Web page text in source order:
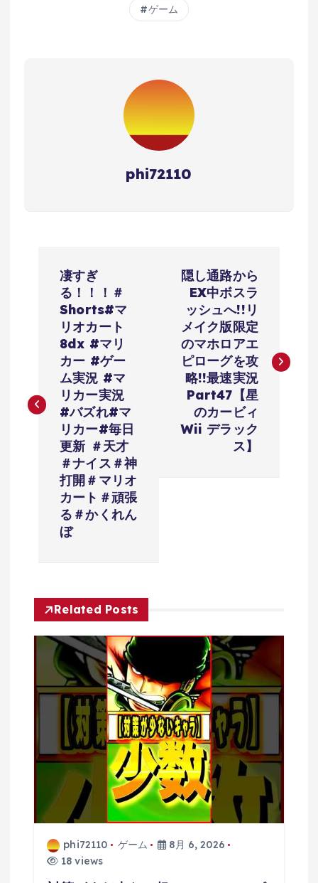
ゲーム
phi72110
ゲ
凄すぎ
る！！！＃
Shorts#マ
リオカート
8dx #マリ
カー #ゲー
ム実況 #マ
リカー実況
#バズれ#マ
リカー#毎日
更新 ＃天才
＃ナイス＃神
打開＃マリオ
カート＃頑張
る＃かくれん
ぼ
隠し通路から
EX中ボスラ
ッシュへ!!リ
メイク版限定
のマホロアエ
ピローグを攻
略!!最速実況
Part47【星
のカービィ
Wii デラック
ス】
Related Posts
phi72110 ゲーム
8月 6, 2026
18 views